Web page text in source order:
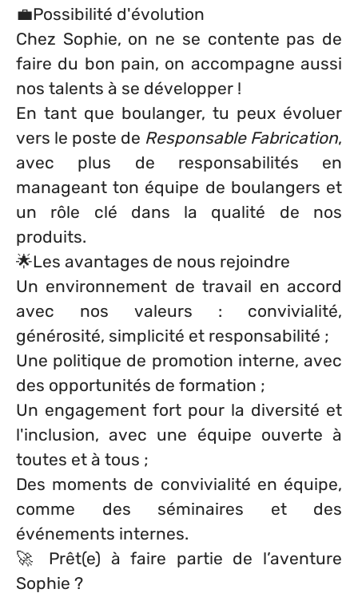
💼Possibilité d'évolution
Chez Sophie, on ne se contente pas de
faire du bon pain, on accompagne aussi
nos talents à se développer !
En tant que boulanger, tu peux évoluer
vers le poste de Responsable Fabrication,
avec plus de responsabilités en
manageant ton équipe de boulangers et
un rôle clé dans la qualité de nos
produits.
🌟Les avantages de nous rejoindre
Un environnement de travail en accord
avec nos valeurs : convivialité,
générosité, simplicité et responsabilité ;
Une politique de promotion interne, avec
des opportunités de formation ;
Un engagement fort pour la diversité et
l'inclusion, avec une équipe ouverte à
toutes et à tous ;
Des moments de convivialité en équipe,
comme des séminaires et des
événements internes.
🚀 Prêt(e) à faire partie de l’aventure
Sophie ?